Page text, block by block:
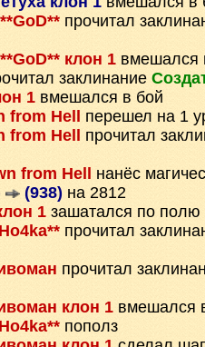
прочитал
клон 1 вмешался
заклинание
1 вмешался в бой
from Hell
перешел на 1
from Hell
прочитал
from Hell
нанёс
(938) на 2812
1 зашатался по полю
прочитал
прочитал
клон 1 вмешался
пополз